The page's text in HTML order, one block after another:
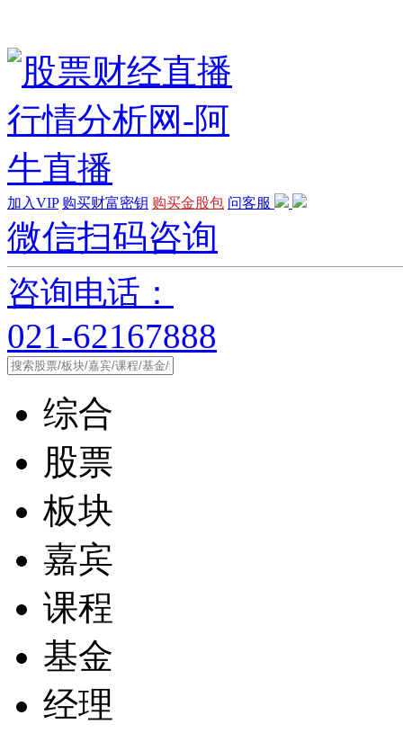
加入VIP 购买财富密钥 购买金股包 问客服
微信扫码咨询
咨询电话：
021-62167888
综合
股票
板块
嘉宾
课程
基金
经理